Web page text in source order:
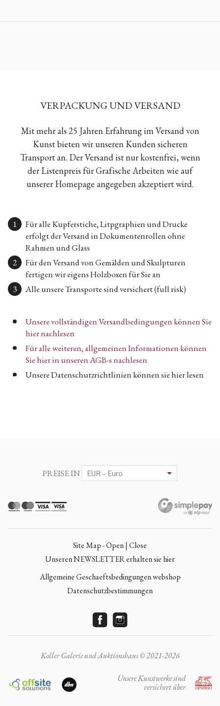
VERPACKUNG UND VERSAND
Mit mehr als 25 Jahren Erfahrung im Versand von
Kunst bieten wir unseren Kunden sicheren
Transport an. Der Versand ist nur kostenfrei, wenn
der Listenpreis für Grafische Arbeiten wie auf
unserer Homepage angegeben akzeptiert wird.
Für alle Kupferstiche, Litpgraphien und Drucke
erfolgt der Versand in Dokumentenrollen ohne
Rahmen und Glass
Für den Versand von Gemälden und Skulpturen
fertigen wir eigens Holzboxen für Sie an
Alle unsere Transporte sind versichert (full risk)
Unsere vollständigen Versandbedingungen können Sie
hier nachlesen
Für alle weiteren, allgemeinen Informationen können
Sie hier in unseren AGB-s nachlesen
Unsere Datenschutzrichtlinien können sie hier lesen
PREISE IN
Site Map - Open | Close
Unseren NEWSLETTER erhalten sie hier
Allgemeine Geschaeftsbedingungen webshop
Datenschutzbestimmungen
Koller Galerie und Auktionshaus © 2021-2026
Unsere Kunstwerke sind
versichert über